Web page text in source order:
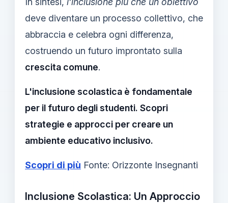
deve diventare un processo collettivo, che
abbraccia e celebra ogni differenza,
costruendo un futuro improntato sulla
crescita comune.
L'inclusione scolastica è fondamentale
per il futuro degli studenti. Scopri
strategie e approcci per creare un
ambiente educativo inclusivo.
Scopri di più Fonte: Orizzonte Insegnanti
Inclusione Scolastica: Un Approccio